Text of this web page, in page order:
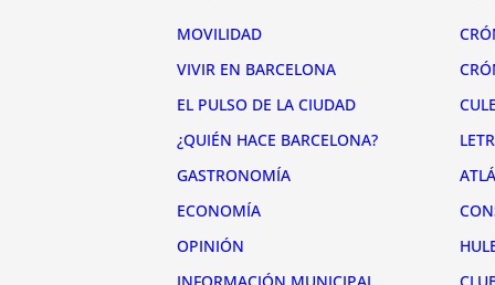
MOVILIDAD
VIVIR EN BARCELONA
EL PULSO DE LA CIUDAD
¿QUIÉN HACE BARCELONA?
GASTRONOMÍA
ECONOMÍA
OPINIÓN